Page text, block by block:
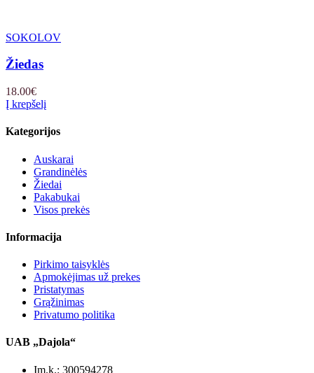
SOKOLOV
Žiedas
18.00€
Į krepšelį
Kategorijos
Auskarai
Grandinėlės
Žiedai
Pakabukai
Visos prekės
Informacija
Pirkimo taisyklės
Apmokėjimas už prekes
Pristatymas
Grąžinimas
Privatumo politika
UAB „Dajola“
Įm.k.: 300594278